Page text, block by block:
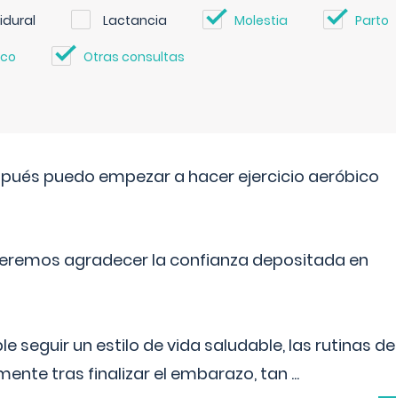
Lactancia Molestia Parto
Otras consultas
puedo empezar a hacer ejercicio aeróbico
agradecer la confianza depositada en
seguir un estilo de vida saludable, las rutinas de
tras finalizar el embarazo, tan ...